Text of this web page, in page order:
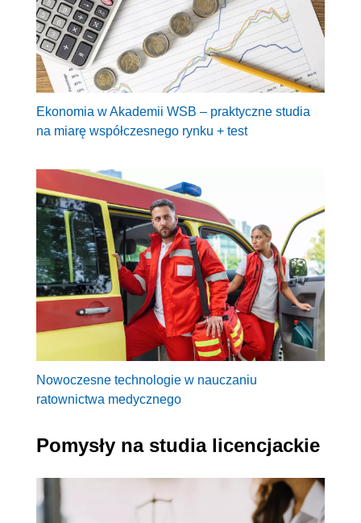
Ekonomia w Akademii WSB – praktyczne studia
na miarę współczesnego rynku + test
Nowoczesne technologie w nauczaniu
ratownictwa medycznego
Pomysły na studia licencjackie